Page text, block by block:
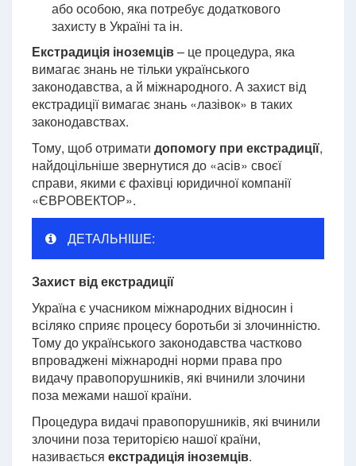
або особою, яка потребує додаткового
захисту в Україні та ін.
Екстрадиція іноземців– це процедура, яка
вимагає знань не тільки українського
законодавства, а й міжнародного. А захист від
екстрадиції вимагає знань «лазівок» в таких
законодавствах.
Тому, щоб отримати допомогу при екстрадиції,
найдоцільніше звернутися до «асів» своєї
справи, якими є фахівці юридичної компанії
«ЄВРОВЕКТОР».
ДЕТАЛЬНІШЕ:
Захист від екстрадиції
Україна є учасником міжнародних відносин і
всіляко сприяє процесу боротьби зі злочинністю.
Тому до українського законодавства частково
впроваджені міжнародні норми права про
видачу правопорушників, які вчинили злочини
поза межами нашої країни.
Процедура видачі правопорушників, які вчинили
злочини поза територією нашої країни,
називається екстрадиція іноземців.